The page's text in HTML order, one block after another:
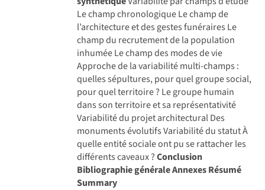
Le champ chronologique Le champ de
l’architecture et des gestes funéraires Le
champ du recrutement de la population
inhumée Le champ des modes de vie
Approche de la variabilité multi-champs :
quelles sépultures, pour quel groupe social,
pour quel territoire ? Le groupe humain
dans son territoire et sa représentativité
Variabilité du projet architectural Des
monuments évolutifs Variabilité du statut À
quelle entité sociale ont pu se rattacher les
différents caveaux ?Conclusion
Bibliographie généraleAnnexesRésumé
Summary